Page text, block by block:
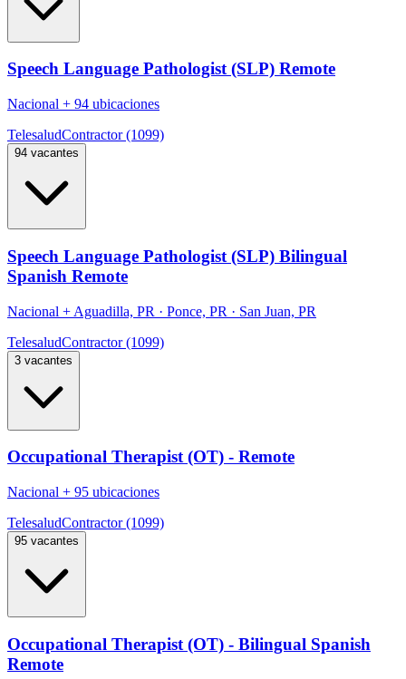
Speech Language Pathologist (SLP) Remote
Nacional + 94 ubicaciones
TelesaludContractor (1099)
94 vacantes
Speech Language Pathologist (SLP) Bilingual
Spanish Remote
Nacional + Aguadilla, PR · Ponce, PR · San Juan, PR
TelesaludContractor (1099)
3 vacantes
Occupational Therapist (OT) - Remote
Nacional + 95 ubicaciones
TelesaludContractor (1099)
95 vacantes
Occupational Therapist (OT) - Bilingual Spanish
Remote